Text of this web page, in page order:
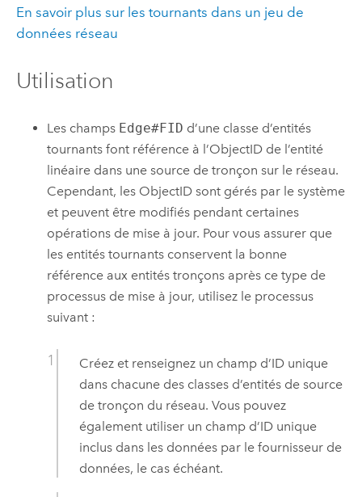
En savoir plus sur les tournants dans un jeu de
données réseau
Utilisation
Les champs Edge#FID d’une classe d’entités
tournants font référence à l’ObjectID de l’entité
linéaire dans une source de tronçon sur le réseau.
Cependant, les ObjectID sont gérés par le système
et peuvent être modifiés pendant certaines
opérations de mise à jour. Pour vous assurer que
les entités tournants conservent la bonne
référence aux entités tronçons après ce type de
processus de mise à jour, utilisez le processus
suivant :
Créez et renseignez un champ d’ID unique
dans chacune des classes d’entités de source
de tronçon du réseau. Vous pouvez
également utiliser un champ d’ID unique
inclus dans les données par le fournisseur de
données, le cas échéant.